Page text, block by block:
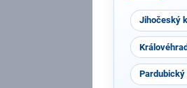
Jihočeský
Pardubický